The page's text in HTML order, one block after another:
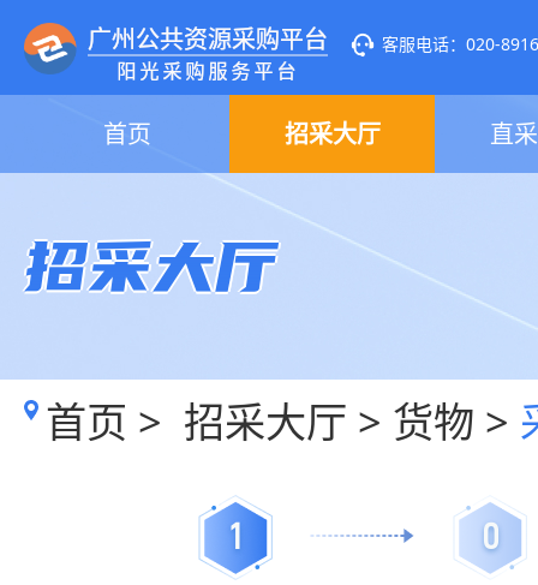
客服电话：020-
首页 招采大厅 直
招采大厅
首页 > 招采大厅 > 货物 >
1 0